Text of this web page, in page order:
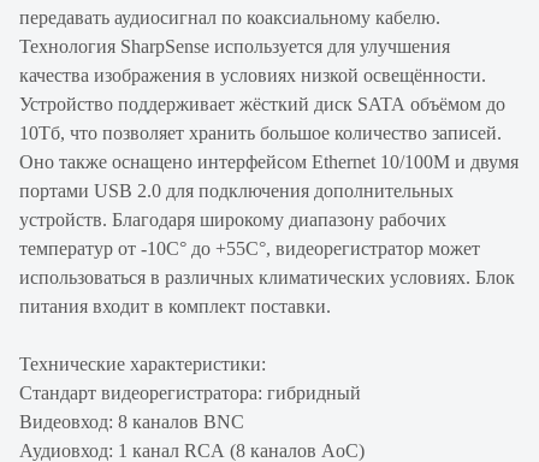
передавать аудиосигнал по коаксиальному кабелю.
Технология SharpSense используется для улучшения
качества изображения в условиях низкой освещённости.
Устройство поддерживает жёсткий диск SATA объёмом до
10Тб, что позволяет хранить большое количество записей.
Оно также оснащено интерфейсом Ethernet 10/100M и двумя
портами USB 2.0 для подключения дополнительных
устройств. Благодаря широкому диапазону рабочих
температур от -10C° до +55C°, видеорегистратор может
использоваться в различных климатических условиях. Блок
питания входит в комплект поставки.
Технические характеристики:
Стандарт видеорегистратора: гибридный
Видеовход: 8 каналов BNC
Аудиовход: 1 канал RCA (8 каналов AoC)